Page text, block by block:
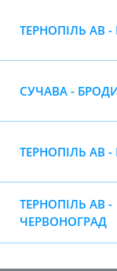
ТЕРНОПІЛЬ АВ
СУЧАВА -
ТЕРНОПІЛЬ АВ
ТЕРНОПІЛЬ АВ -
ЧЕРВОНОГРАД